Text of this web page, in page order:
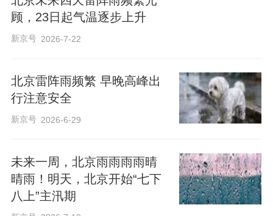
顾，23日起气温逐步上升
新京号 2026-7-22
北京雷阵雨频繁 早晚高峰出
行注意安全
新京号 2026-6-29
未来一周，北京雨雨雨雨晴
晴雨！明天，北京开始“七下
八上”主汛期